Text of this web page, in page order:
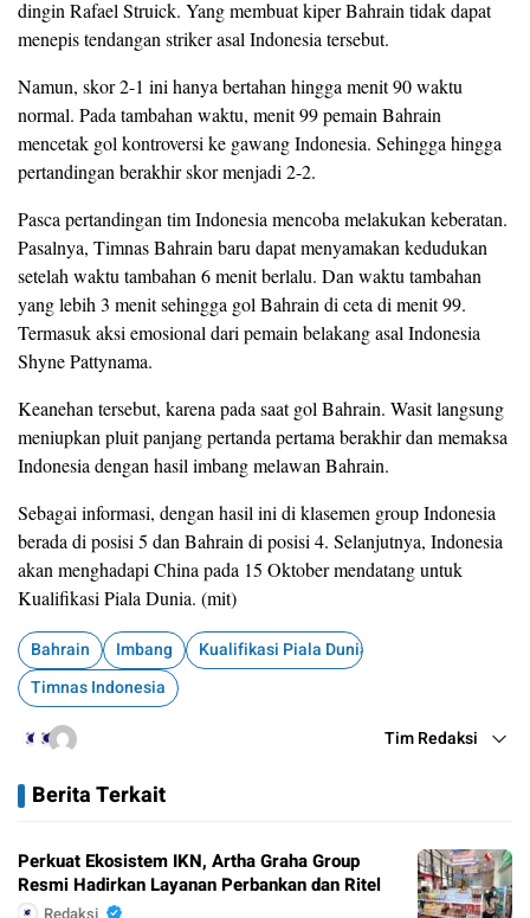
dingin Rafael Struick. Yang membuat kiper Bahrain tidak dapat
menepis tendangan striker asal Indonesia tersebut.
Namun, skor 2-1 ini hanya bertahan hingga menit 90 waktu
normal. Pada tambahan waktu, menit 99 pemain Bahrain
mencetak gol kontroversi ke gawang Indonesia. Sehingga hingga
pertandingan berakhir skor menjadi 2-2.
Pasca pertandingan tim Indonesia mencoba melakukan keberatan.
Pasalnya, Timnas Bahrain baru dapat menyamakan kedudukan
setelah waktu tambahan 6 menit berlalu. Dan waktu tambahan
yang lebih 3 menit sehingga gol Bahrain di ceta di menit 99.
Termasuk aksi emosional dari pemain belakang asal Indonesia
Shyne Pattynama.
Keanehan tersebut, karena pada saat gol Bahrain. Wasit langsung
meniupkan pluit panjang pertanda pertama berakhir dan memaksa
Indonesia dengan hasil imbang melawan Bahrain.
Sebagai informasi, dengan hasil ini di klasemen group Indonesia
berada di posisi 5 dan Bahrain di posisi 4. Selanjutnya, Indonesia
akan menghadapi China pada 15 Oktober mendatang untuk
Kualifikasi Piala Dunia. (mit)
Bahrain Imbang
Kualifikasi Piala Dunia
Timnas Indonesia
Tim Redaksi
Berita Terkait
Perkuat Ekosistem IKN, Artha Graha Group
Resmi Hadirkan Layanan Perbankan dan Ritel
Redaksi